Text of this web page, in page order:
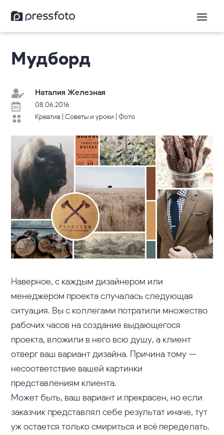
Мудборд
 Наталия Железная
 08.06.2016
 Креатив| Советы и уроки Фото
Наверное, с каждым дизайнером или
менеджером проекта случалась следующая
ситуация. Вы с коллегами потратили множество
рабочих часов на создание выдающегося
проекта, вложили в него всю душу, а клиент
отверг ваш вариант дизайна. Причина тому —
несоответствие вашей картинки
представлениям клиента.
Может быть, ваш вариант и прекрасен, но если
заказчик представлял себе результат иначе, тут
уж остается только смириться и всё переделать.